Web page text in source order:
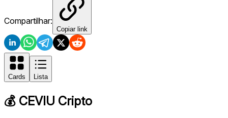
Compartilhar:
Copiar link
Cards Lista
💰 CEVIU Cripto